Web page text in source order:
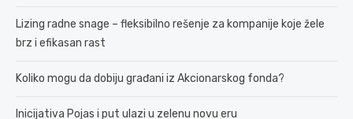
Lizing radne snage – fleksibilno rešenje za kompanije koje žele
brz i efikasan rast
Koliko mogu da dobiju građani iz Akcionarskog fonda?
Inicijativa Pojas i put ulazi u zelenu novu eru